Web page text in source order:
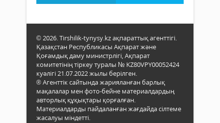
© 2026. Tirshilik-tynysy.kz ақпараттық агенттігі.
Қазақстан Республикасы Ақпарат және
Қоғамдық даму министрлігі, Ақпарат
комитетінің тіркеу туралы № KZ80VPY00052424
куәлігі 21.07.2022 жылы берілген.
® Агенттік сайтында жарияланған барлық
мақалалар мен фото-бейне материалдардың
авторлық құқықтары қорғалған.
Материалдарды пайдаланған жағдайда сілтеме
жасалуы міндетті.